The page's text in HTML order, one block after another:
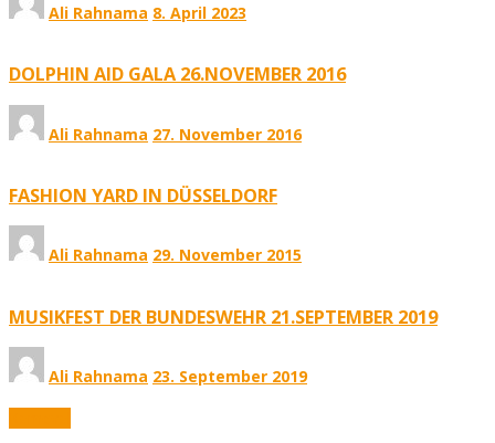
Ali Rahnama 8. April 2023
DOLPHIN AID GALA 26.NOVEMBER 2016
Ali Rahnama 27. November 2016
FASHION YARD IN DÜSSELDORF
Ali Rahnama 29. November 2015
MUSIKFEST DER BUNDESWEHR 21.SEPTEMBER 2019
Ali Rahnama 23. September 2019